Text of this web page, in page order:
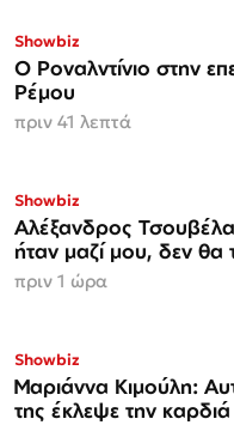
Showbiz
Ο Ροναλντίνιο στην
Ρέμου
πριν 41 λεπτά
Showbiz
Αλέξανδρος
ήταν μαζί μου, δεν θα
πριν 1 ώρα
Showbiz
Μαριάννα Κιμούλη:
της έκλεψε την